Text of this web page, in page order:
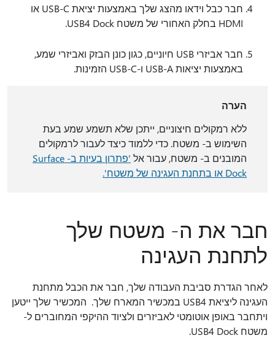
חבר כבל וידאו מהצג שלך באמצעות יציאת USB-C או
HDMI בחלק האחורי של משטח USB4 Dock.
חבר אביזרי USB חיוניים, כגון כונן הבזק ואביזרי שמע,
באמצעות יציאות USB-A ו-USB-C הזמינות.
הערה
ללא רמקולים חיצוניים, ייתכן שלא תשמע שמע בעת
השימוש ב- משטח. כדי ללמוד כיצד לעבור לרמקולים
המובנים ב- משטח, עבור אל
'פתרון בעיות ב- Surface
Dock או בתחנת העגינה של משטח'.
חבר את ה- משטח שלך
לתחנת העגינה
לאחר הגדרת סביבת העבודה שלך, חבר את הכבל מתחנת
העגינה ליציאת USB4 במכשיר המארח שלך. המכשיר שלך ייטען
ויתחבר באופן אוטומטי לאביזרים ולציוד ההיקפי המחוברים ל-
משטח USB4 Dock.